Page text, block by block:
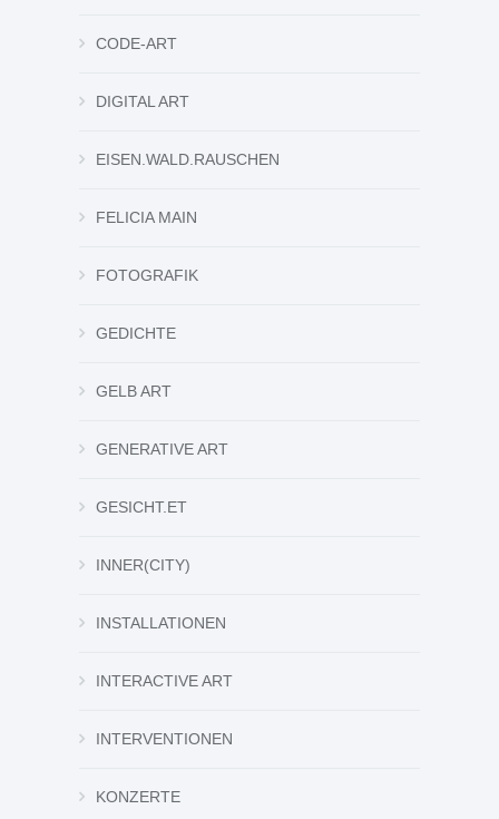
CODE-ART
DIGITAL ART
EISEN.WALD.RAUSCHEN
FELICIA MAIN
FOTOGRAFIK
GEDICHTE
GELB ART
GENERATIVE ART
GESICHT.ET
INNER(CITY)
INSTALLATIONEN
INTERACTIVE ART
INTERVENTIONEN
KONZERTE